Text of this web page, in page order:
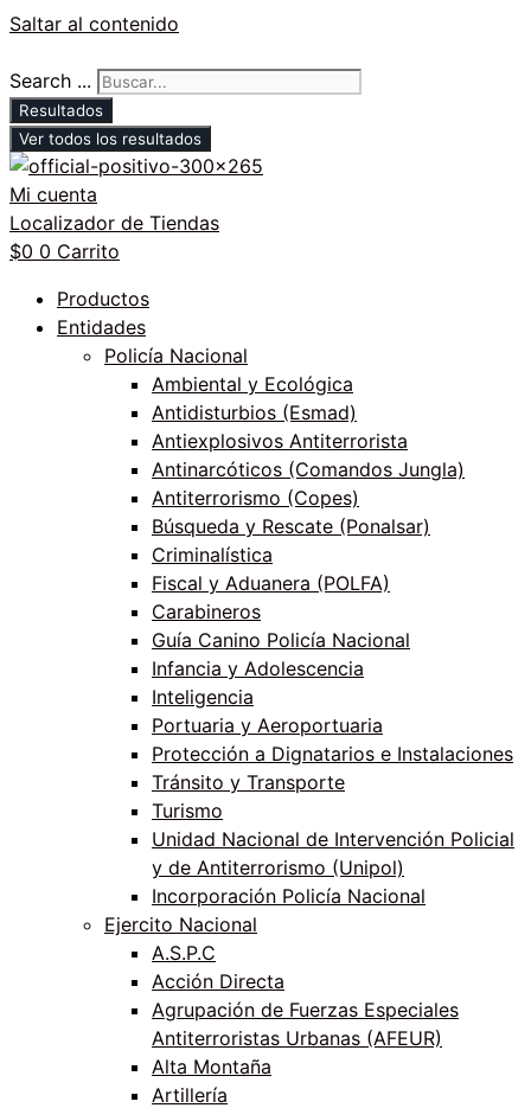
Saltar al contenido
Search ...
Resultados
Ver todos los resultados
Mi cuenta
Localizador de Tiendas
$0 0 Carrito
Productos
Entidades
Policía Nacional
Ambiental y Ecológica
Antidisturbios (Esmad)
Antiexplosivos Antiterrorista
Antinarcóticos (Comandos Jungla)
Antiterrorismo (Copes)
Búsqueda y Rescate (Ponalsar)
Criminalística
Fiscal y Aduanera (POLFA)
Carabineros
Guía Canino Policía Nacional
Infancia y Adolescencia
Inteligencia
Portuaria y Aeroportuaria
Protección a Dignatarios e Instalaciones
Tránsito y Transporte
Turismo
Unidad Nacional de Intervención Policial
y de Antiterrorismo (Unipol)
Incorporación Policía Nacional
Ejercito Nacional
A.S.P.C
Acción Directa
Agrupación de Fuerzas Especiales
Antiterroristas Urbanas (AFEUR)
Alta Montaña
Artillería